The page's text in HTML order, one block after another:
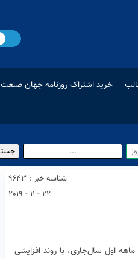
خرید اشتراک روزنامه جهان صنعت
شناسه خبر : 9643
22 - 11 - 2019
اول سال‌جاری، با روند افزایشی